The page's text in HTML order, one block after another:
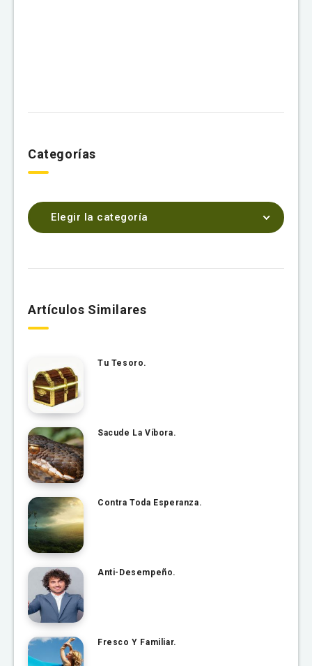
Categorías
Elegir la categoría
Artículos Similares
Tu Tesoro.
Sacude La Víbora.
Contra Toda Esperanza.
Anti-Desempeño.
Fresco Y Familiar.